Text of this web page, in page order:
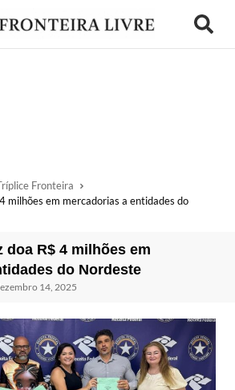
Fronteira
milhões em mercadorias a entidades do
doa R$ 4 milhões em
do Nordeste
14, 2025